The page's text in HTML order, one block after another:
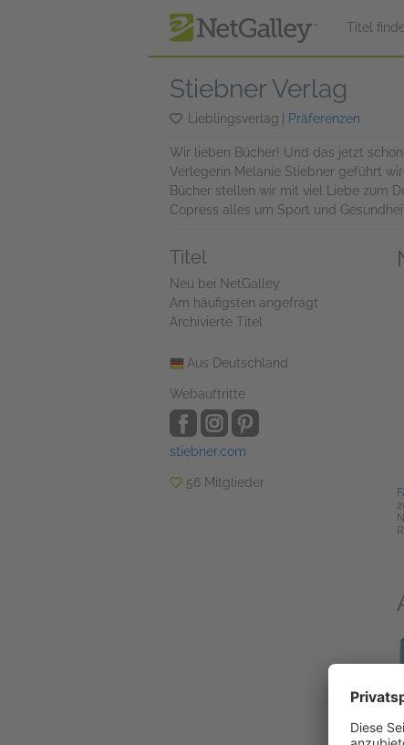
Titel
Stiebner Verlag
Lieblingsverlag Präferenzen
Wir lieben Bücher! Und das jetzt
Verlegerin Melanie Stiebner geführt
Bücher stellen wir mit viel Liebe zum
Copress alles um Sport und
Titel
Neu bei NetGalley
Am häufigsten angefragt
Archivierte Titel
Aus Deutschland
Webauftritte
stiebner.com
56 Mitglieder